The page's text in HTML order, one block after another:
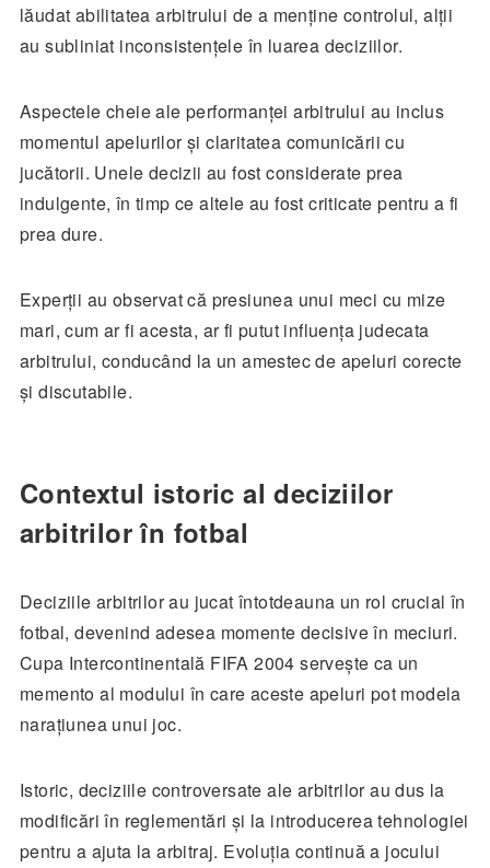
lăudat abilitatea arbitrului de a menține controlul, alții
au subliniat inconsistențele în luarea deciziilor.
Aspectele cheie ale performanței arbitrului au inclus
momentul apelurilor și claritatea comunicării cu
jucătorii. Unele decizii au fost considerate prea
indulgente, în timp ce altele au fost criticate pentru a fi
prea dure.
Experții au observat că presiunea unui meci cu mize
mari, cum ar fi acesta, ar fi putut influența judecata
arbitrului, conducând la un amestec de apeluri corecte
și discutabile.
Contextul istoric al deciziilor
arbitrilor în fotbal
Deciziile arbitrilor au jucat întotdeauna un rol crucial în
fotbal, devenind adesea momente decisive în meciuri.
Cupa Intercontinentală FIFA 2004 servește ca un
memento al modului în care aceste apeluri pot modela
narațiunea unui joc.
Istoric, deciziile controversate ale arbitrilor au dus la
modificări în reglementări și la introducerea tehnologiei
pentru a ajuta la arbitraj. Evoluția continuă a jocului